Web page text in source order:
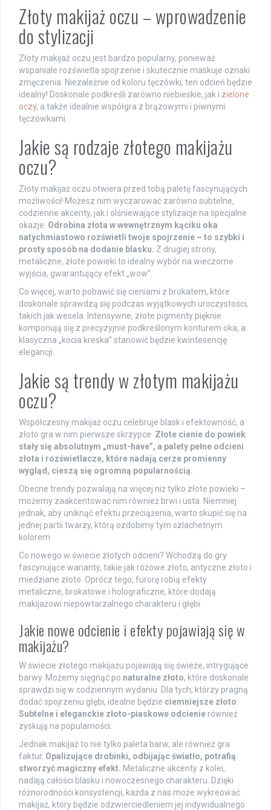
Złoty makijaż oczu – wprowadzenie
do stylizacji
Złoty makijaż oczu jest bardzo popularny, ponieważ
wspaniale rozświetla spojrzenie i skutecznie maskuje oznaki
zmęczenia. Niezależnie od koloru tęczówki, ten odcień będzie
idealny! Doskonale podkreśli zarówno niebieskie, jak i zielone
oczy, a także idealnie współgra z brązowymi i piwnymi
tęczówkami.
Jakie są rodzaje złotego makijażu
oczu?
Złoty makijaż oczu otwiera przed tobą paletę fascynujących
możliwości! Możesz nim wyczarować zarówno subtelne,
codzienne akcenty, jak i olśniewające stylizacje na specjalne
okazje. Odrobina złota w wewnętrznym kąciku oka
natychmiastowo rozświetli twoje spojrzenie – to szybki i
prosty sposób na dodanie blasku. Z drugiej strony,
metaliczne, złote powieki to idealny wybór na wieczorne
wyjścia, gwarantujący efekt „wow”.
Co więcej, warto pobawić się cieniami z brokatem, które
doskonale sprawdzą się podczas wyjątkowych uroczystości,
takich jak wesela. Intensywne, złote pigmenty pięknie
komponują się z precyzyjnie podkreślonym konturem oka, a
klasyczna „kocia kreska” stanowić będzie kwintesencję
elegancji.
Jakie są trendy w złotym makijażu
oczu?
Współczesny makijaż oczu celebruje blask i efektowność, a
złoto gra w nim pierwsze skrzypce. Złote cienie do powiek
stały się absolutnym „must-have”, a palety pełne odcieni
złota i rozświetlacze, które nadają cerze promienny
wygląd, cieszą się ogromną popularnością.
Obecne trendy pozwalają na więcej niż tylko złote powieki –
możemy zaakcentować nim również brwi i usta. Niemniej
jednak, aby uniknąć efektu przeciążenia, warto skupić się na
jednej partii twarzy, którą ozdobimy tym szlachetnym
kolorem.
Co nowego w świecie złotych odcieni? Wchodzą do gry
fascynujące warianty, takie jak różowe złoto, antyczne złoto i
miedziane złoto. Oprócz tego, furorę robią efekty
metaliczne, brokatowe i holograficzne, które dodają
makijażowi niepowtarzalnego charakteru i głębi.
Jakie nowe odcienie i efekty pojawiają się w
makijażu?
W świecie złotego makijażu pojawiają się świeże, intrygujące
barwy. Możemy sięgnąć po naturalne złoto, które doskonale
sprawdzi się w codziennym wydaniu. Dla tych, którzy pragną
dodać spojrzeniu głębi, idealne będzie ciemniejsze złoto
Subtelne i eleganckie złoto-piaskowe odcienie również
zyskują na popularności.
Jednak makijaż to nie tylko paleta barw, ale również gra
faktur. Opalizujące drobinki, odbijając światło, potrafią
stworzyć magiczny efekt. Metaliczne akcenty z kolei,
nadają całości blasku i nowoczesnego charakteru. Dzięki
różnorodności konsystencji, każda z nas może wykreować
makijaż, który będzie odzwierciedleniem jej indywidualnego